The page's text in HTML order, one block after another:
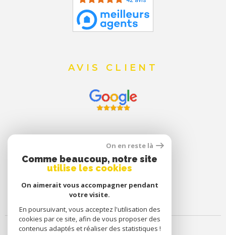
AVIS CLIENT
On en reste là
Comme beaucoup, notre site
utilise les cookies
On aimerait vous accompagner pendant
votre visite.
En poursuivant, vous acceptez l'utilisation des
cookies par ce site, afin de vous proposer des
contenus adaptés et réaliser des statistiques !